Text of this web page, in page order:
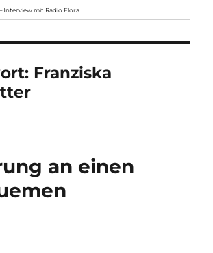
Interview mit Radio Flora
Franziska
an einen